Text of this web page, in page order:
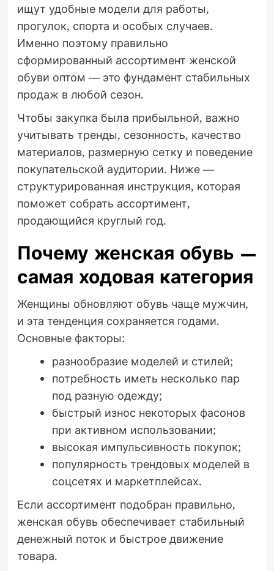
ищут удобные модели для работы,
прогулок, спорта и особых случаев.
Именно поэтому правильно
сформированный ассортимент женской
обуви оптом — это фундамент стабильных
продаж в любой сезон.
Чтобы закупка была прибыльной, важно
учитывать тренды, сезонность, качество
материалов, размерную сетку и поведение
покупательской аудитории. Ниже —
структурированная инструкция, которая
поможет собрать ассортимент,
продающийся круглый год.
Почему женская обувь —
самая ходовая категория
Женщины обновляют обувь чаще мужчин,
и эта тенденция сохраняется годами.
Основные факторы:
разнообразие моделей и стилей;
потребность иметь несколько пар
под разную одежду;
быстрый износ некоторых фасонов
при активном использовании;
высокая импульсивность покупок;
популярность трендовых моделей в
соцсетях и маркетплейсах.
Если ассортимент подобран правильно,
женская обувь обеспечивает стабильный
денежный поток и быстрое движение
товара.